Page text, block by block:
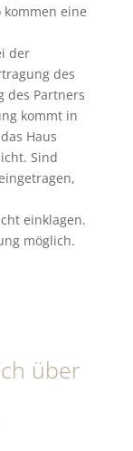
kommen eine
der
des
des Partners
kommt in
Haus
Sind
einklagen.
möglich.
über